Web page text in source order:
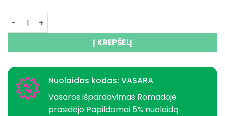
produkto kiekis: -37% Super Kainai 99eur Bridkelnės
Į KREPŠELĮ
Nuolaidos kodas: VASARA
Vasaros išpardavimas Romadoje
prasidėjo Papildomai 5% nuolaidą